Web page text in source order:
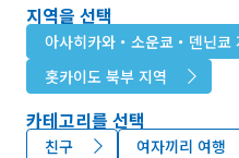
지역을 선택
아사히카와・소운쿄・덴닌쿄
홋카이도 북부 지역
카테고리를 선택
친구 여자끼리 여행